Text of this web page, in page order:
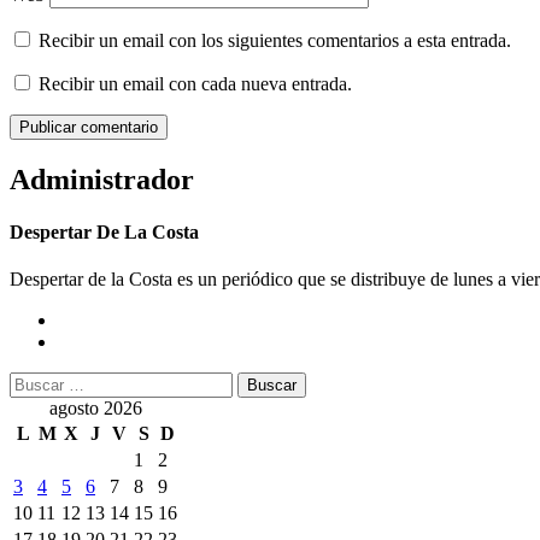
Recibir un email con los siguientes comentarios a esta entrada.
Recibir un email con cada nueva entrada.
Administrador
Despertar De La Costa
Despertar de la Costa es un periódico que se distribuye de lunes a
Buscar:
agosto 2026
L M X J V S D
1
2
3
4 5 6 7 8
9
10 11 12 13 14 15 16